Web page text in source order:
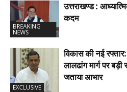
BREAKING
NEWS
उत्तराखण्ड :
कदम
EXCLUSIVE
विकास की नई
लालढांग मार्ग पर
जताया आभार